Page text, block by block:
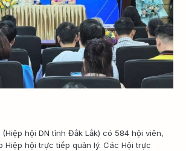
hội DN tỉnh Đắk Lắk) có 584 hội viên,
hội trực tiếp quản lý. Các Hội trực